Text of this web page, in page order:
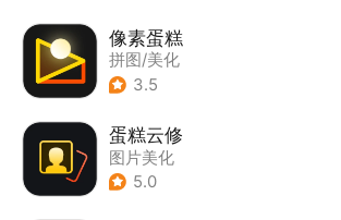
像素蛋糕
拼图/美化
3.5
蛋糕云修
图片美化
5.0